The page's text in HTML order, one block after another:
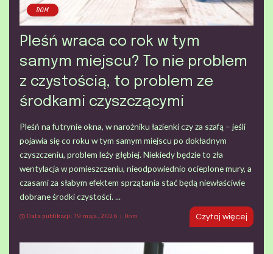
DOM
Pleśń wraca co rok w tym
samym miejscu? To nie problem
z czystością, to problem ze
środkami czyszczącymi
Pleśń na futrynie okna, w narożniku łazienki czy za szafą – jeśli
pojawia się co roku w tym samym miejscu po dokładnym
czyszczeniu, problem leży głębiej. Niekiedy będzie to zła
wentylacja w pomieszczeniu, nieodpowiednio ocieplone mury, a
czasami za słabym efektem sprzątania stać będą niewłaściwie
dobrane środki czystości. ...
Data publikacji: 19 maja, 2026
Dom Czytaj więcej